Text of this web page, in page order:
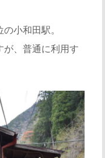
小和田駅。
、普通に利用す